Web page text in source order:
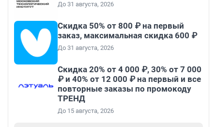
До 31 августа, 2026
Скидка 50% от 800 ₽ на первый
заказ, максимальная скидка 600 ₽
До 31 августа, 2026
Скидка 20% от 4 000 ₽, 30% от 7 000
₽ и 40% от 12 000 ₽ на первый и все
повторные заказы по промокоду
ТРЕНД
До 15 августа, 2026